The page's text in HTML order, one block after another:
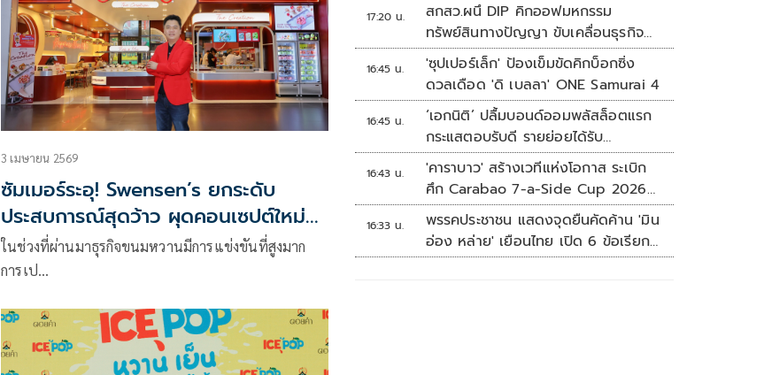
3 เมษายน 2569
ซัมเมอร์ระอุ! Swensen’s ยกระดับ
ประสบการณ์สุดว้าว ผุดคอนเซปต์ใหม่
‘The Creation’ ไอศกรีมผัดพร้อมบาร์
ท็อปปิ้งที่มิกซ์ได้เอง เปิดสาขาแรกสยาม
ในช่วงที่ผ่านมาธุรกิจขนมหวานมีการแข่งขันที่สูงมาก
การเป…
17:20 น.
สกสว.ผนึ DIP คิกออฟมหกรรม
ทรัพย์สินทางปัญญา ขับเคลื่อนธุรกิจ
ไทยสู่อนาคต
16:45 น.
'ซุปเปอร์เล็ก' ป้องเข็มขัดคิกบ็อกซิ่ง
ดวลเดือด 'ดิ เบลลา' ONE Samurai 4
16:45 น.
‘เอกนิติ’ ปลื้มบอนด์ออมพลัสล็อตแรก
กระแสตอบรับดี รายย่อยได้รับ
จัดสรร2.2หมื่นคน เปิดจองรอบใหม่
ก.ย.นี้
16:43 น.
'คาราบาว' สร้างเวทีแห่งโอกาส ระเบิก
ศึก Carabao 7-a-Side Cup 2026
หาแชมป์ดูบอลที่เวมบลีย์
16:33 น.
พรรคประชาชน แสดงจุดยืนคัดค้าน 'มิน
อ่อง หล่าย' เยือนไทย เปิด 6 ข้อเรียก
ร้องรัฐสภา-รัฐบาล